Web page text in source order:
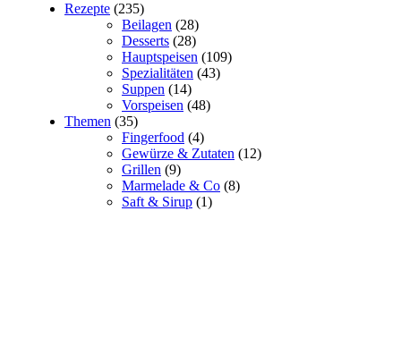
Rezepte (235)
Beilagen (28)
Desserts (28)
Hauptspeisen (109)
Spezialitäten (43)
Suppen (14)
Vorspeisen (48)
Themen (35)
Fingerfood (4)
Gewürze & Zutaten (12)
Grillen (9)
Marmelade & Co (8)
Saft & Sirup (1)